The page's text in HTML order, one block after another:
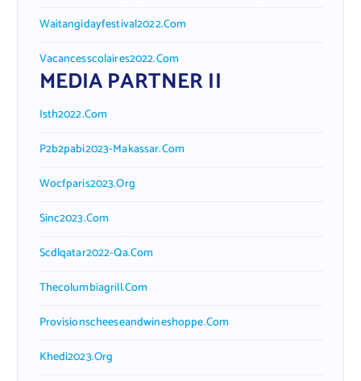
Waitangidayfestival2022.com
Vacancesscolaires2022.com
MEDIA PARTNER II
Isth2022.com
P2b2pabi2023-Makassar.com
Wocfparis2023.org
Sinc2023.com
Scdlqatar2022-Qa.com
Thecolumbiagrill.com
Provisionscheeseandwineshoppe.com
Khedi2023.org